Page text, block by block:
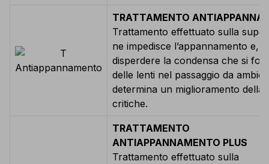
TRATTAMENTO
Trattamento effettuato sulla
ne impedisce l’appannamento e,
disperdere la condensa che si
delle lenti nel passaggio da
determina un miglioramento della
critiche.
TRATTAMENTO
ANTIAPPANNAMENTO PLUS
Trattamento effettuato sulla